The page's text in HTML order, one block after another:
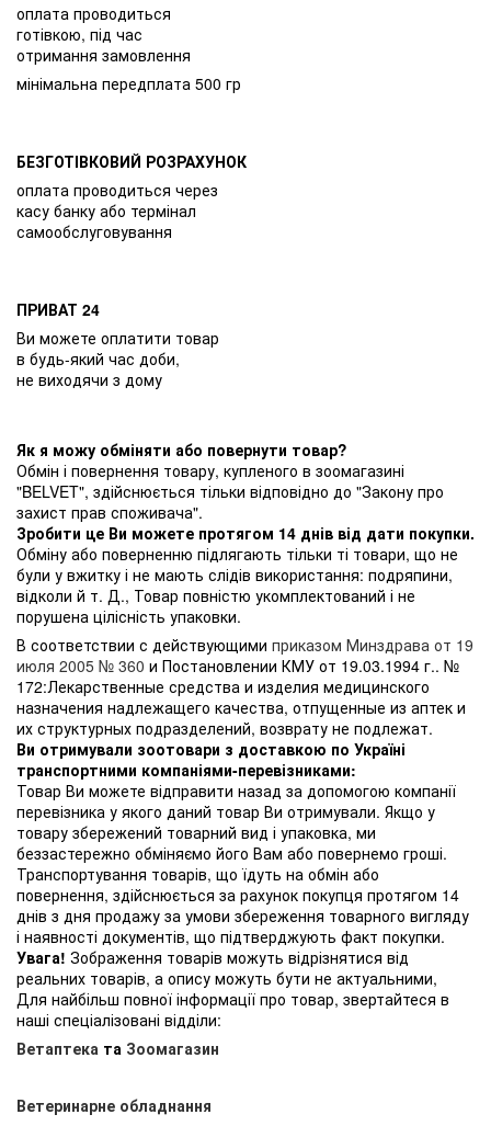
оплата проводиться
готівкою, під час
отримання замовлення
мінімальна передплата 500 гр
БЕЗГОТІВКОВИЙ РОЗРАХУНОК
оплата проводиться через
касу банку або термінал
самообслуговування
ПРИВАТ 24
Ви можете оплатити товар
в будь-який час доби,
не виходячи з дому
Як я можу обміняти або повернути товар?
Обмін і повернення товару, купленого в зоомагазині
"BELVET", здійснюється тільки відповідно до "Закону про
захист прав споживача".
Зробити це Ви можете протягом 14 днів від дати покупки.
Обміну або поверненню підлягають тільки ті товари, що не
були у вжитку і не мають слідів використання: подряпини,
відколи й т. Д., Товар повністю укомплектований і не
порушена цілісність упаковки.
В соответствии с действующими приказом Минздрава от 19
июля 2005 № 360 и Постановлении КМУ от 19.03.1994 г.. №
172:Лекарственные средства и изделия медицинского
назначения надлежащего качества, отпущенные из аптек и
их структурных подразделений, возврату не подлежат.
Ви отримували зоотовари з доставкою по Україні
транспортними компаніями-перевізниками:
Товар Ви можете відправити назад за допомогою компанії
перевізника у якого даний товар Ви отримували. Якщо у
товару збережений товарний вид і упаковка, ми
беззастережно обміняємо його Вам або повернемо гроші.
Транспортування товарів, що їдуть на обмін або
повернення, здійснюється за рахунок покупця протягом 14
днів з дня продажу за умови збереження товарного вигляду
і наявності документів, що підтверджують факт покупки.
Увага! Зображення товарів можуть відрізнятися від
реальних товарів, а опису можуть бути не актуальними,
Для найбільш повної інформації про товар, звертайтеся в
наші спеціалізовані відділи:
Ветаптека та Зоомагазин
Ветеринарне обладнання